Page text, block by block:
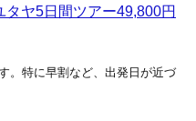
ヤ5日間ツアー49,800円
。特に早割など、出発日が近づ